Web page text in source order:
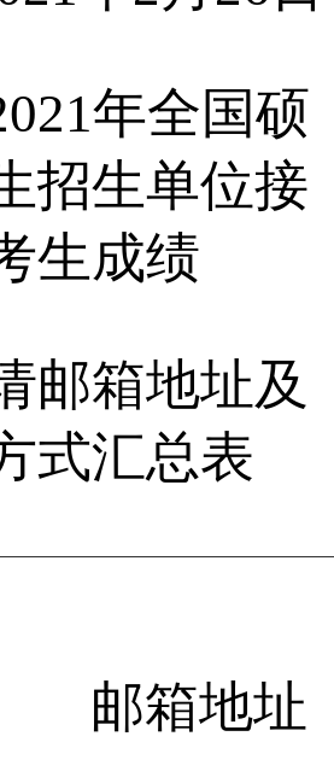
年全国硕
招生单位接
生成绩
邮箱地址及
式汇总表
邮箱地址